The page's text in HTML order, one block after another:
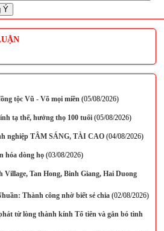
tộc Vũ - Võ mọi miền(05/08/2026)
tạ thế, hưởng thọ 100 tuổi(05/08/2026)
nghiệp TÂM SÁNG, TÀI CAO(04/08/2026)
hóa dòng họ(03/08/2026)
Village, Tan Hong, Binh Giang, Hai Duong
Thành công nhờ biết sẻ chia(02/08/2026)
từ lòng thành kính Tổ tiên và gắn bó tình